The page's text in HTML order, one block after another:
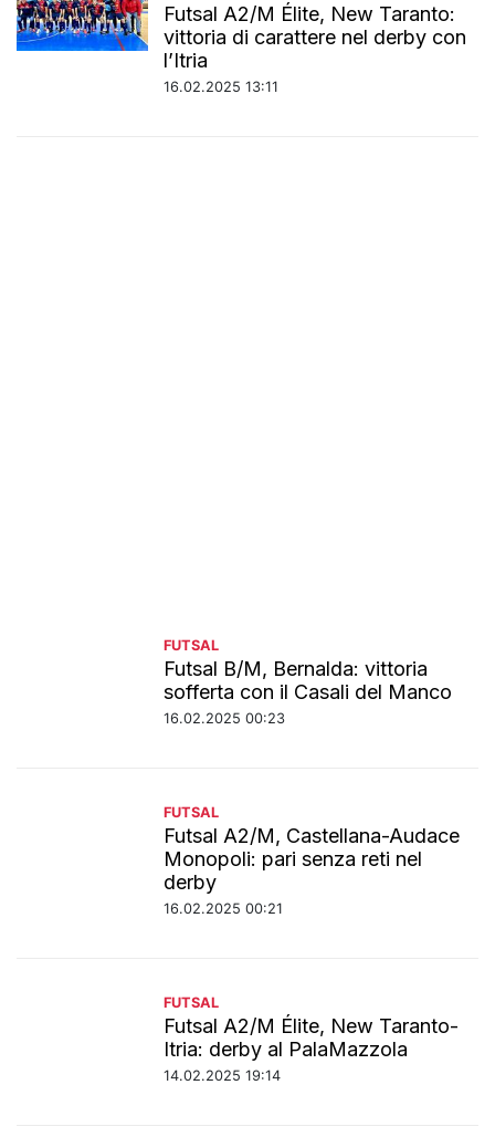
Futsal A2/M Élite, New Taranto:
vittoria di carattere nel derby con
l’Itria
16.02.2025 13:11
FUTSAL
Futsal B/M, Bernalda: vittoria
sofferta con il Casali del Manco
16.02.2025 00:23
FUTSAL
Futsal A2/M, Castellana-Audace
Monopoli: pari senza reti nel
derby
16.02.2025 00:21
FUTSAL
Futsal A2/M Élite, New Taranto-
Itria: derby al PalaMazzola
14.02.2025 19:14